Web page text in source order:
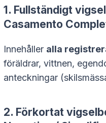
1. Fullständigt
Casamento
Innehåller alla
föräldrar, vittnen,
anteckningar
2. Förkortat